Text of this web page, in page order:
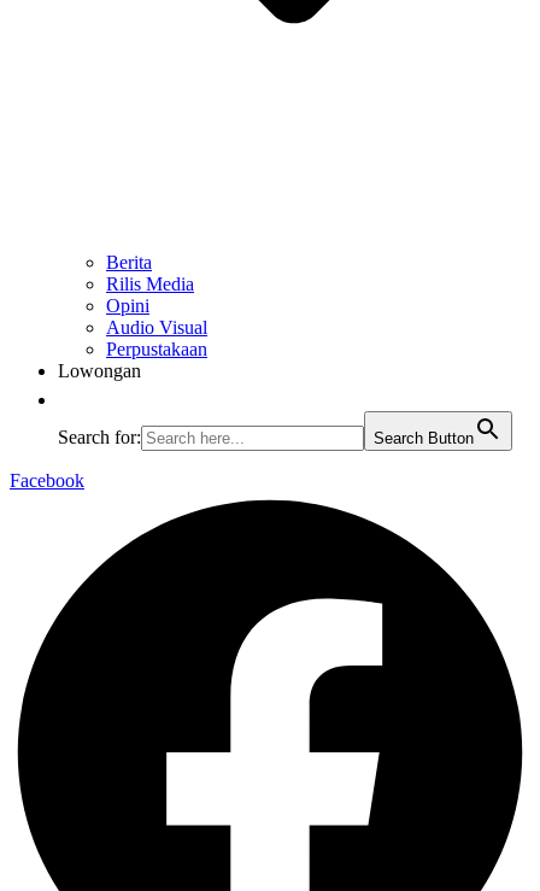
Berita
Rilis Media
Opini
Audio Visual
Perpustakaan
Lowongan
Search for: Search Button
Facebook